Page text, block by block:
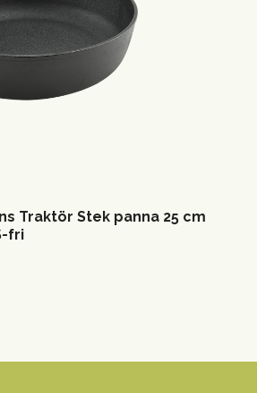
Traktör Stek panna 25 cm
fri